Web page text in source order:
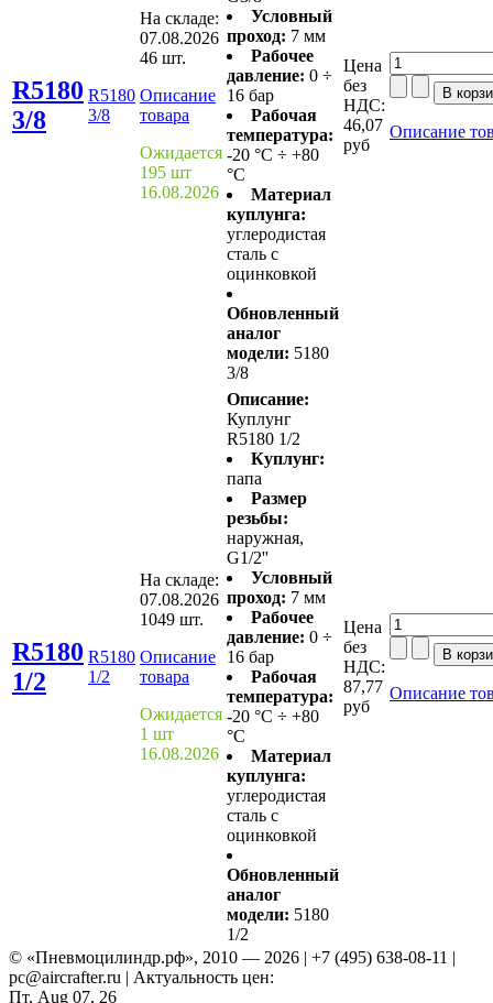
R5180
3/8
R5180
3/8
На складе:
07.08.2026
46 шт.
Описание
товара
Ожидается
195 шт
16.08.2026
Условный
проход: 7 мм
Рабочее
давление: 0 ÷
16 бар
Рабочая
температура:
-20 °C ÷ +80
°C
Материал
куплунга:
углеродистая
сталь с
оцинковкой
Обновленный
аналог
модели: 5180
3/8
Цена
без
НДС:
46,07
руб
Описание
R5180
1/2
R5180
1/2
На складе:
07.08.2026
1049 шт.
Описание
товара
Ожидается
1 шт
16.08.2026
Описание:
Куплунг
R5180 1/2
Куплунг:
папа
Размер
резьбы:
наружная,
G1/2''
Условный
проход: 7 мм
Рабочее
давление: 0 ÷
16 бар
Рабочая
температура:
-20 °C ÷ +80
°C
Материал
куплунга:
углеродистая
сталь с
оцинковкой
Обновленный
аналог
модели: 5180
1/2
Цена
без
НДС:
87,77
руб
Описание
© «Пневмоцилиндр.рф», 2010 — 2026 | +7 (495) 638-08-11 |
pc@aircrafter.ru | Актуальность цен:
Пт, Aug 07, 26